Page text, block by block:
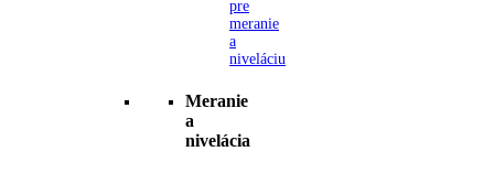
pre
meranie
a
niveláciu
Meranie
a
nivelácia